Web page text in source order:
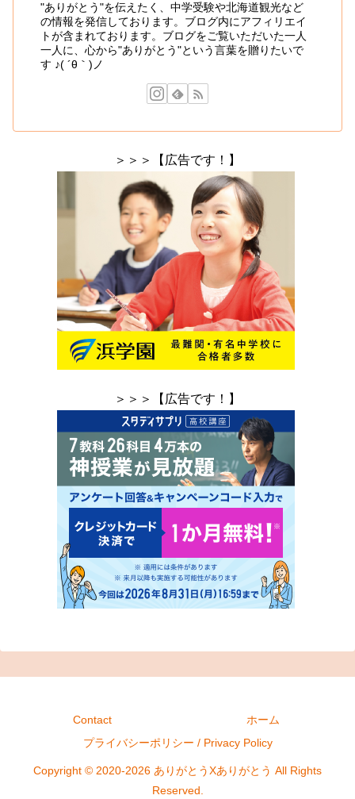
"ありがとう"を伝えたく、中学受験や北海道観光など
の情報を発信しております。ブログ内にアフィリエイ
トが含まれております。ブログをご覧いただいた一人
一人に、心から"ありがとう"という言葉を贈りたいで
す ♪( ´θ｀)ノ
＞＞＞【広告です！】
＞＞＞【広告です！】
Contact
ホーム
プライバシーポリシー / Privacy Policy
Copyright © 2020-2026 ありがとうXありがとう All Rights
Reserved.